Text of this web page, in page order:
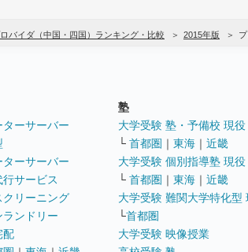
バイダ（中国・四国）ランキング・比較 2015年版
ターサーバー
ターサーバー
行サービス
クリーニング
ランドリー
配
塾
大学受験 塾・予備校 現役
└ 首都圏 ｜ 東海 ｜ 近畿
大学受験 個別指導塾 現役
└ 首都圏 ｜ 東海 ｜ 近畿
大学受験 難関大学特化型
└首都圏
大学受験 映像授業